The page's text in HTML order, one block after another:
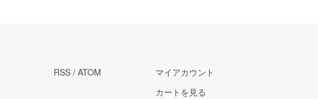
RSS / ATOM
マイアカウント
カートを見る